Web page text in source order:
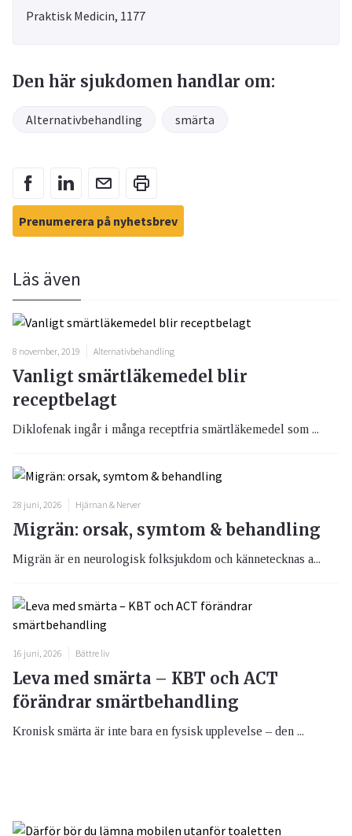
Praktisk Medicin, 1177
Den här sjukdomen handlar om:
Alternativbehandling smärta
Prenumerera på nyhetsbrev
Läs även
8 november, 2019 Alternativbehandling
Vanligt smärtläkemedel blir
receptbelagt
Diklofenak ingår i många receptfria smärtläkemedel som ...
28 juni, 2026 Hjärnan & Nerver
Migrän: orsak, symtom & behandling
Migrän är en neurologisk folksjukdom och kännetecknas a...
16 juni, 2026 Bättre liv
Leva med smärta – KBT och ACT
förändrar smärtbehandling
Kronisk smärta är inte bara en fysisk upplevelse – den ...